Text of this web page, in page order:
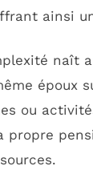
ainsi
naît
époux
ou
propre